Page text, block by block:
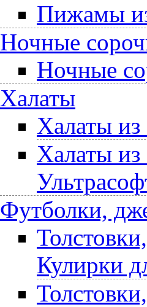
Пижамы
Ночные
Ночные
Халаты
Халаты из
Халаты
Футболки,
Кулирки